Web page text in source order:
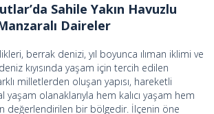
Sahile Yakın Havuzlu
Daireler
berrak denizi, yıl boyunca ılıman iklimi ve
kıyısında yaşam için tercih edilen
milletlerden oluşan yapısı, hareketli
yaşam olanaklarıyla hem kalıcı yaşam hem
değerlendirilen bir bölgedir. İlçenin öne